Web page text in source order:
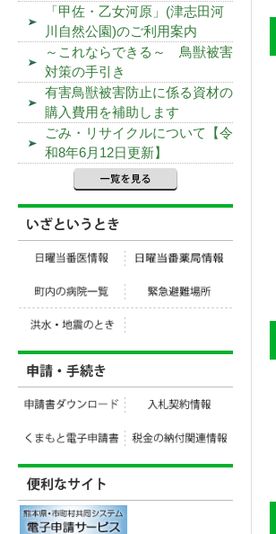
「甲佐・乙女河原」(津志田河
川自然公園)のご利用案内
～これならできる～ 鳥獣被害
対策の手引き
有害鳥獣被害防止に係る資材の
購入費用を補助します
ごみ・リサイクルについて【令
和8年6月12日更新】